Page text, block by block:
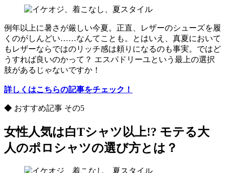
例年以上に暑さが厳しい今夏。正直、レザーのシューズを履
くのがしんどい……なんてことも。とはいえ、真夏において
もレザーならではのリッチ感は頼りになるのも事実。ではど
うすれば良いのかって？ エスパドリーユという最上の選択
肢があるじゃないですか！
詳しくはこちらの記事をチェック！
◆ おすすめ記事 その5
女性人気は白Tシャツ以上!? モテる大
人のポロシャツの選び方とは？